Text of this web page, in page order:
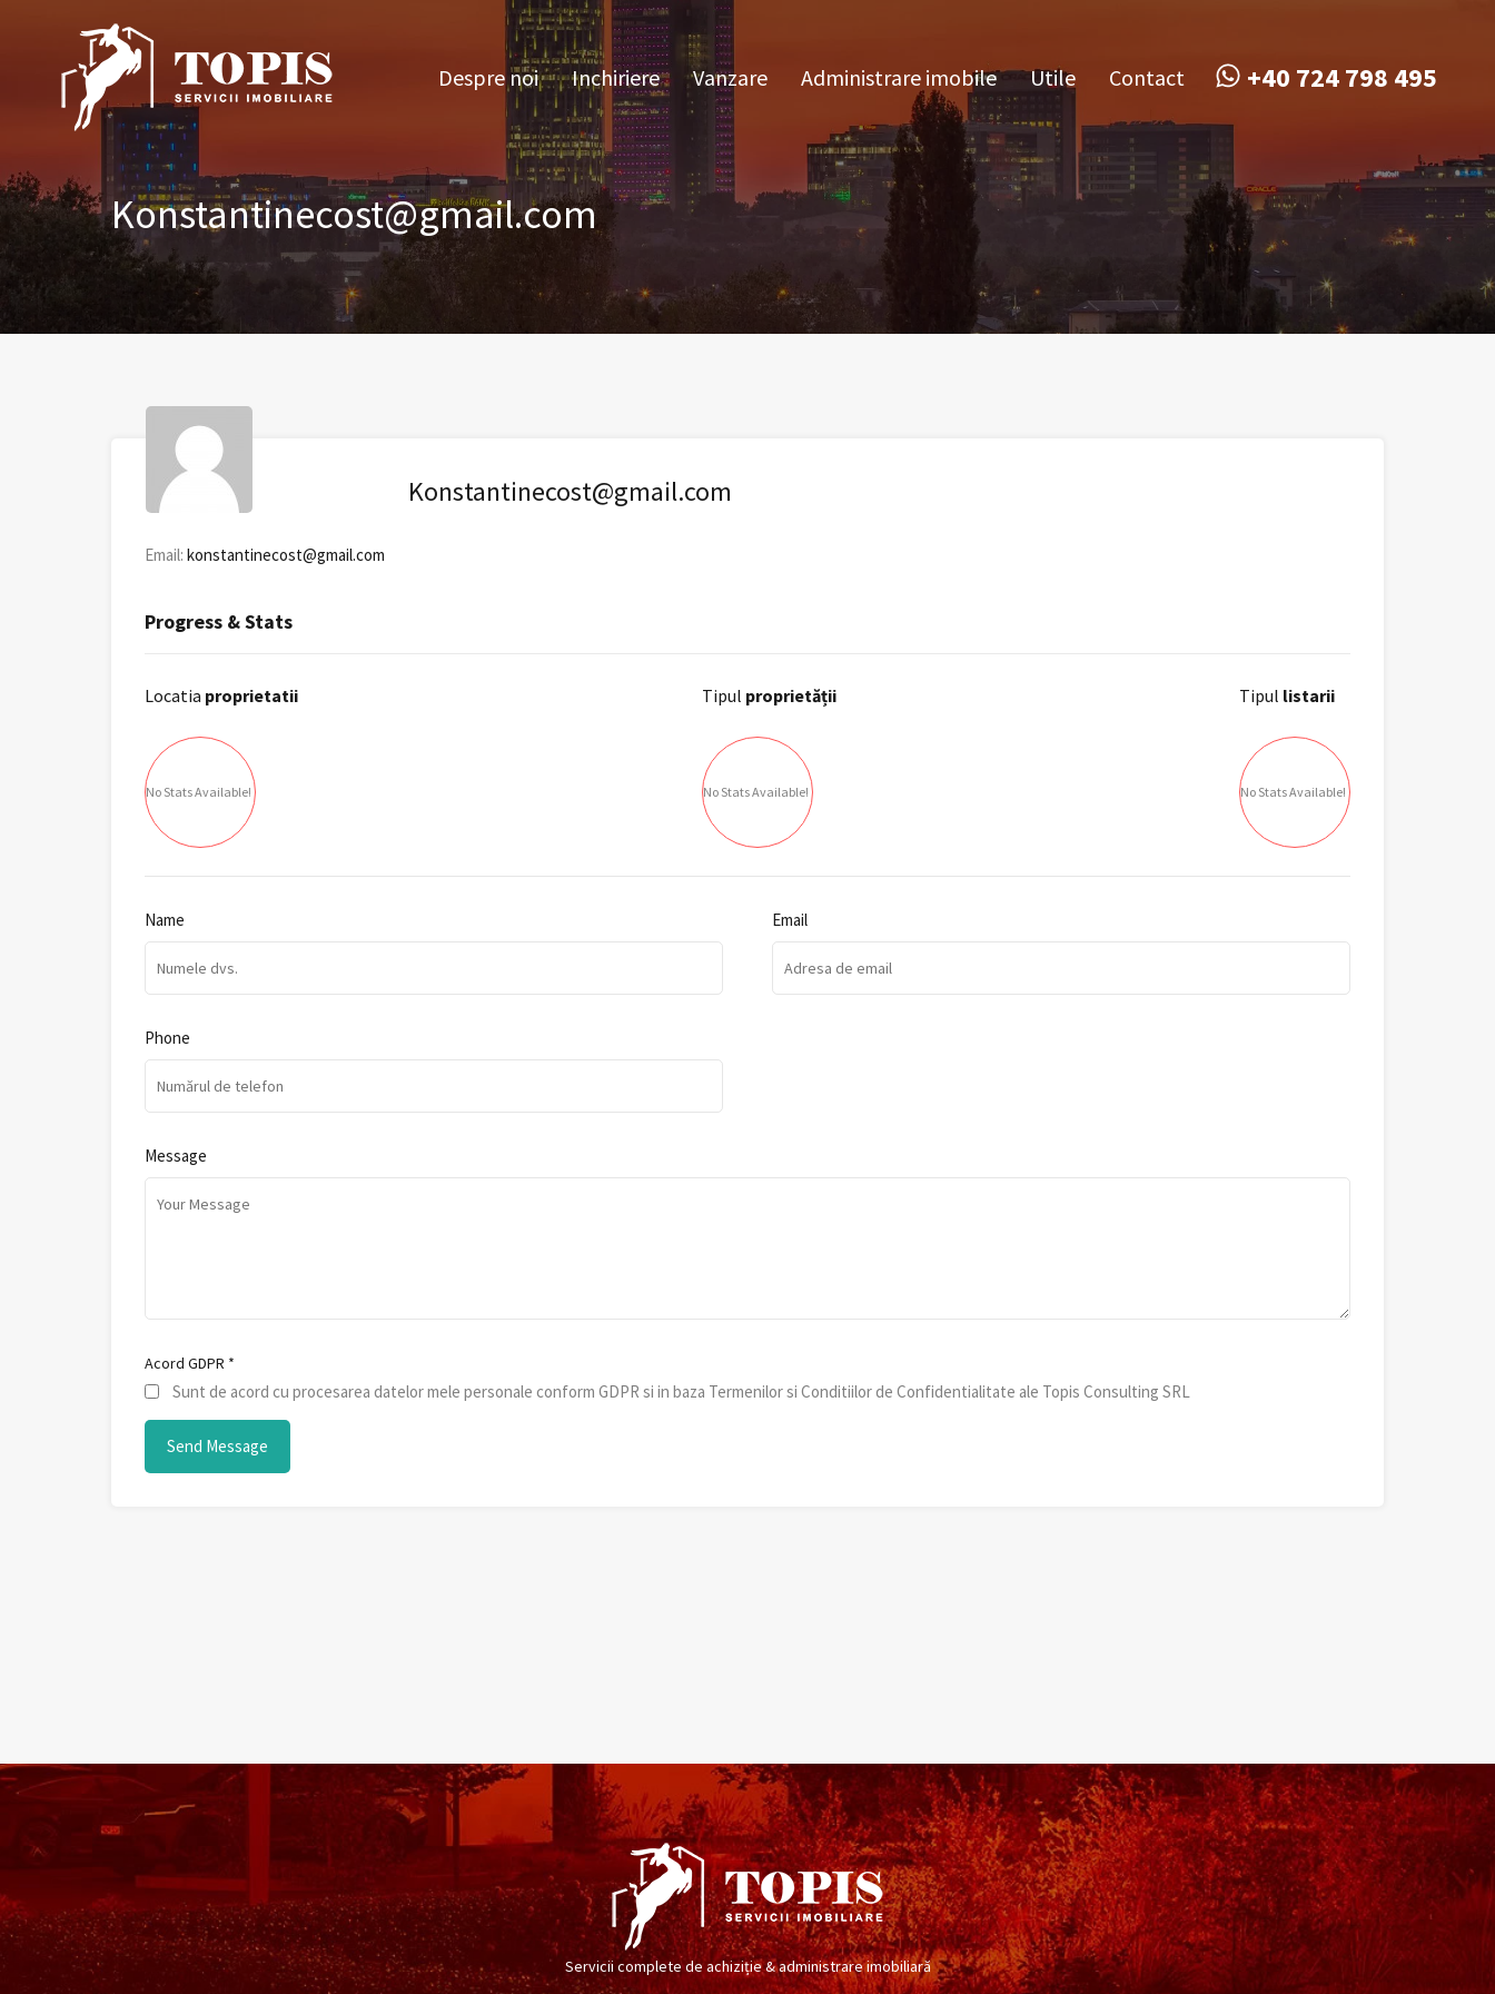
Despre noi Inchiriere
Despre noi
Inchiriere Vanzare Administrare imobile Utile Contact +40 724 798 495
Konstantinecost@gmail.com
Konstantinecost@gmail.com
Email: konstantinecost@gmail.com
Progress & Stats
Locatia proprietatii
No Stats Available!
Tipul proprietății
No Stats Available!
Tipul listarii
No Stats Available!
Name Email
Phone
Message
Acord GDPR *
Sunt de acord cu procesarea datelor mele personale conform GDPR si in baza Termenilor si Conditiilor de Confidentialitate ale Topis Consulting SRL
Servicii complete de achiziție & administrare imobiliară